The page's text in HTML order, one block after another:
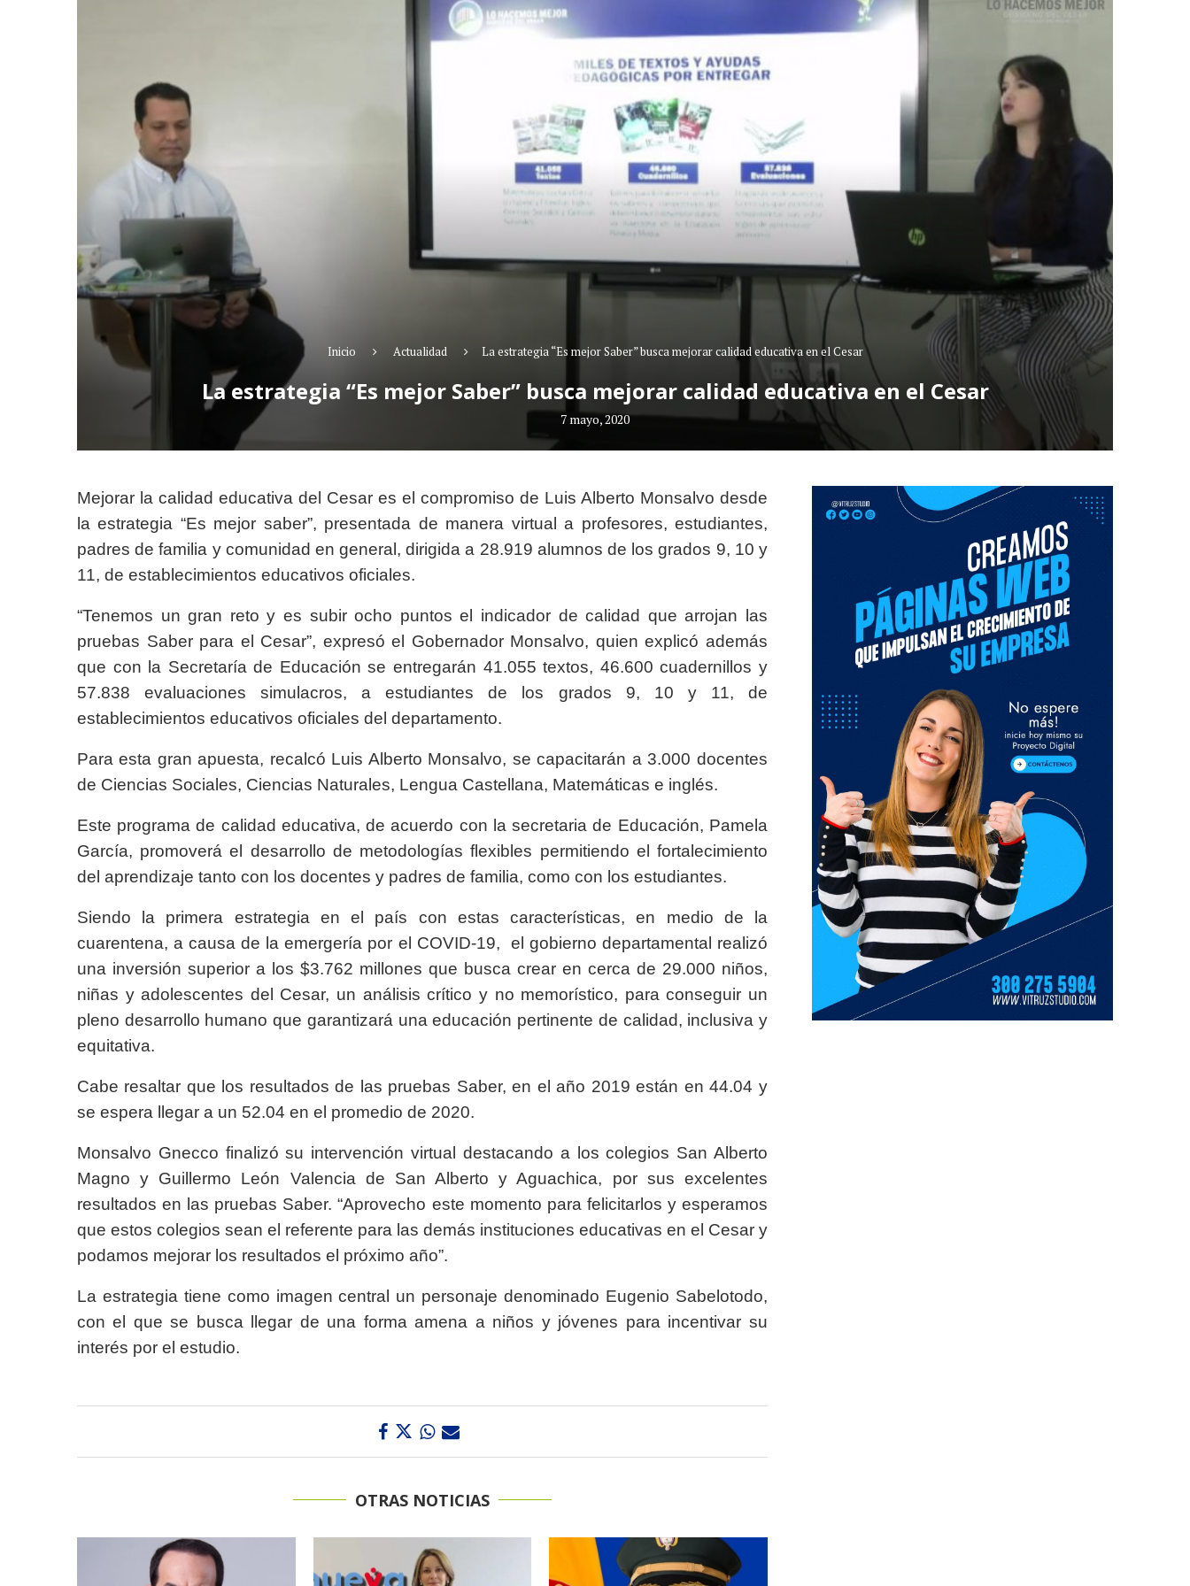
Inicio Actualidad La estrategia “Es mejor Saber” busca mejorar calidad educativa en el Cesar
La estrategia “Es mejor Saber” busca mejorar calidad educativa en el Cesar
7 mayo, 2020
Mejorar la calidad educativa del Cesar es el compromiso de Luis Alberto Monsalvo desde
la estrategia “Es mejor saber”, presentada de manera virtual a profesores, estudiantes,
padres de familia y comunidad en general, dirigida a 28.919 alumnos de los grados 9, 10 y
11, de establecimientos educativos oficiales.
“Tenemos un gran reto y es subir ocho puntos el indicador de calidad que arrojan las
pruebas Saber para el Cesar”, expresó el Gobernador Monsalvo, quien explicó además
que con la Secretaría de Educación se entregarán 41.055 textos, 46.600 cuadernillos y
57.838 evaluaciones simulacros, a estudiantes de los grados 9, 10 y 11, de
establecimientos educativos oficiales del departamento.
Para esta gran apuesta, recalcó Luis Alberto Monsalvo, se capacitarán a 3.000 docentes
de Ciencias Sociales, Ciencias Naturales, Lengua Castellana, Matemáticas e inglés.
Este programa de calidad educativa, de acuerdo con la secretaria de Educación, Pamela
García, promoverá el desarrollo de metodologías flexibles permitiendo el fortalecimiento
del aprendizaje tanto con los docentes y padres de familia, como con los estudiantes.
Siendo la primera estrategia en el país con estas características, en medio de la
cuarentena, a causa de la emergería por el COVID-19, el gobierno departamental realizó
una inversión superior a los $3.762 millones que busca crear en cerca de 29.000 niños,
niñas y adolescentes del Cesar, un análisis crítico y no memorístico, para conseguir un
pleno desarrollo humano que garantizará una educación pertinente de calidad, inclusiva y
equitativa.
Cabe resaltar que los resultados de las pruebas Saber, en el año 2019 están en 44.04 y
se espera llegar a un 52.04 en el promedio de 2020.
Monsalvo Gnecco finalizó su intervención virtual destacando a los colegios San Alberto
Magno y Guillermo León Valencia de San Alberto y Aguachica, por sus excelentes
resultados en las pruebas Saber. “Aprovecho este momento para felicitarlos y esperamos
que estos colegios sean el referente para las demás instituciones educativas en el Cesar y
podamos mejorar los resultados el próximo año”.
La estrategia tiene como imagen central un personaje denominado Eugenio Sabelotodo,
con el que se busca llegar de una forma amena a niños y jóvenes para incentivar su
interés por el estudio.
OTRAS NOTICIAS